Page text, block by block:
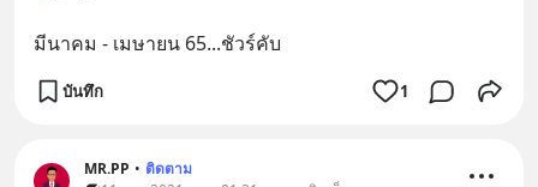
มีนาคม​ -​ เมษายน​ 65...ชัวร์คับ
บันทึก 1
MR.PP • ติดตาม